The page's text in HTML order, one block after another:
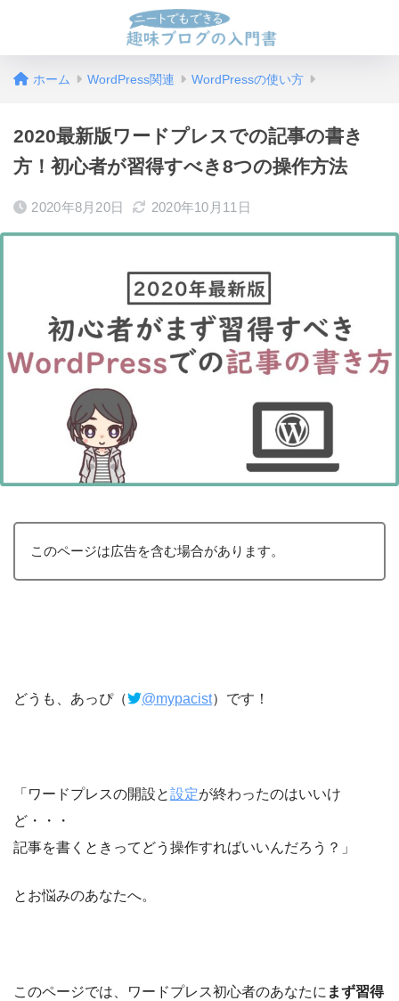
ホーム WordPress関連 WordPressの使い方
2020最新版ワードプレスでの記事の書き
方！初心者が習得すべき8つの操作方法
2020年8月20日 2020年10月11日
このページは広告を含む場合があります。
どうも、あっぴ（ @mypacist）です！
「ワードプレスの開設と設定が終わったのはいいけ
ど・・・
記事を書くときってどう操作すればいいんだろう？」
とお悩みのあなたへ。
このページでは、ワードプレス初心者のあなたに まず習得